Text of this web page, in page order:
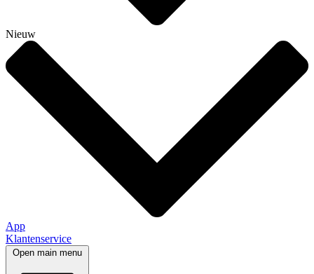
Nieuw
App
Klantenservice
Open main menu